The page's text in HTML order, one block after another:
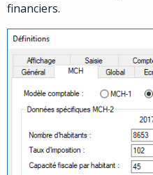
financiers.